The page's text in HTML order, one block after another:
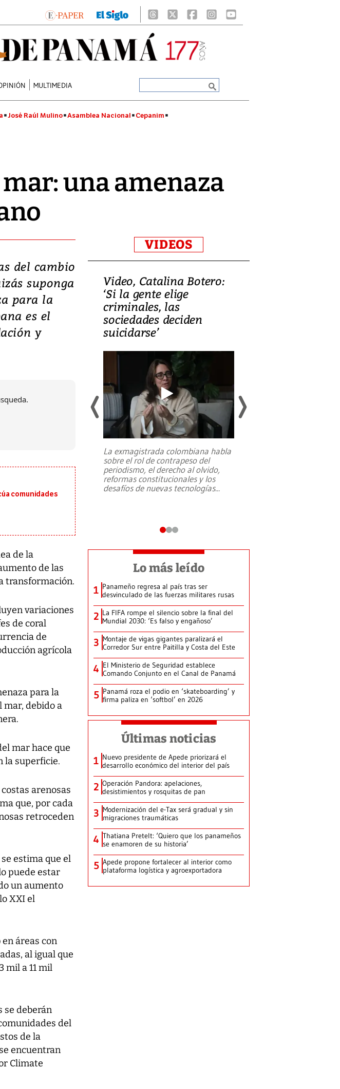
MULTIMEDIA
José Raúl Mulino Asamblea Nacional Cepanim
una amenaza
del cambio
suponga
para la
es el
y
comunidades
de la
de las
transformación.
variaciones
de coral
de
agrícola
para la
debido a
mar hace que
la superficie.
arenosas
que, por cada
retroceden
estima que el
puede estar
un aumento
XXI el
áreas con
al igual que
mil a 11 mil
se deberán
del
de la
encuentran
Climate
VIDEOS
Terremoto
y graves
de magnitud
martes 28 de
Video, Catalina Botero:
‘Si la gente elige
criminales, las
sociedades deciden
suicidarse’
La exmagistrada colombiana habla
sobre el rol de contrapeso del
periodismo, el derecho al olvido,
reformas constitucionales y los
desafíos de nuevas tecnologías...
Lo más leído
1 Panameño regresa al país tras ser
desvinculado de las fuerzas militares rusas
2 La FIFA rompe el silencio sobre la final del
Mundial 2030: ‘Es falso y engañoso’
3 Montaje de vigas gigantes paralizará el
Corredor Sur entre Paitilla y Costa del Este
4 El Ministerio de Seguridad establece
Comando Conjunto en el Canal de Panamá
5 Panamá roza el podio en ‘skateboarding’ y
firma paliza en ‘softbol’ en 2026
Últimas noticias
1 Nuevo presidente de Apede priorizará el
desarrollo económico del interior del país
2 Operación Pandora: apelaciones,
desistimientos y rosquitas de pan
3 Modernización del e-Tax será gradual y sin
migraciones traumáticas
4 Thatiana Pretelt: ‘Quiero que los panameños
se enamoren de su historia’
5 Apede propone fortalecer al interior como
plataforma logística y agroexportadora